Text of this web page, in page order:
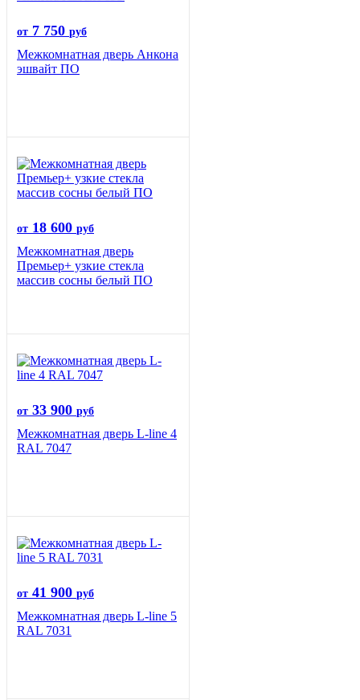
от 7 750 руб
Межкомнатная дверь Анкона
эшвайт ПО
от 18 600 руб
Межкомнатная дверь
Премьер+ узкие стекла
массив сосны белый ПО
от 33 900 руб
Межкомнатная дверь L-line 4
RAL 7047
от 41 900 руб
Межкомнатная дверь L-line 5
RAL 7031